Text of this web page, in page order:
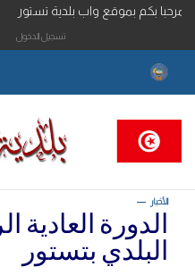
بموقع واب بلدية تستور
تسجيل الدخول
البحث...
الأخبار
الدورة العادية
البلدي بتستور